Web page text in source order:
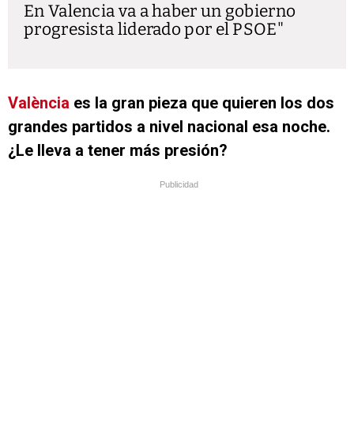
En Valencia va a haber un gobierno
progresista liderado por el PSOE
València es la gran pieza que quieren los dos
grandes partidos a nivel nacional esa noche.
¿Le lleva a tener más presión?
Publicidad